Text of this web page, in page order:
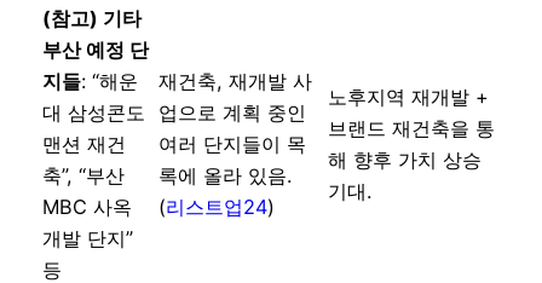
(참고) 기타
부산 예정 단
지들: “해운
대 삼성콘도
맨션 재건
축”, “부산
MBC 사옥
개발 단지”
등
재건축, 재개발 사
업으로 계획 중인
여러 단지들이 목
록에 올라 있음.
(리스트업24)
노후지역 재개발 +
브랜드 재건축을 통
해 향후 가치 상승
기대.